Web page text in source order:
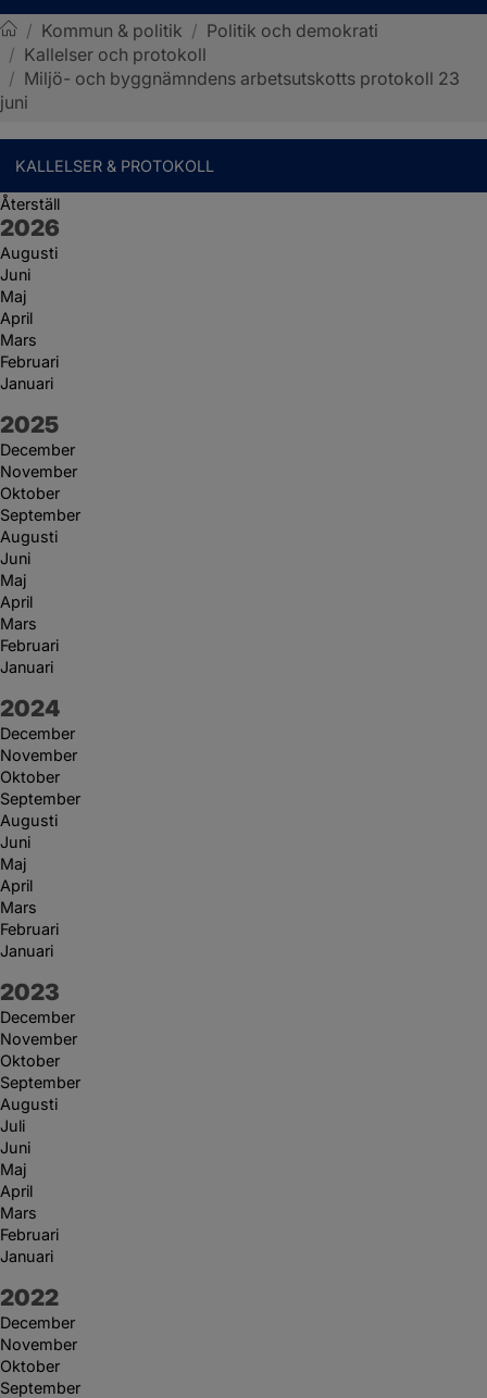
Sotenäs kommun
/ Kommun & politik / Politik och demokrati
/ Kallelser och protokoll
/ Miljö- och byggnämndens arbetsutskotts protokoll 23
juni
KALLELSER & PROTOKOLL
Återställ
År:
2026
Augusti
Juni
Maj
April
Mars
Februari
Januari
År:
2025
December
November
Oktober
September
Augusti
Juni
Maj
April
Mars
Februari
Januari
År:
2024
December
November
Oktober
September
Augusti
Juni
Maj
April
Mars
Februari
Januari
År:
2023
December
November
Oktober
September
Augusti
Juli
Juni
Maj
April
Mars
Februari
Januari
År:
2022
December
November
Oktober
September